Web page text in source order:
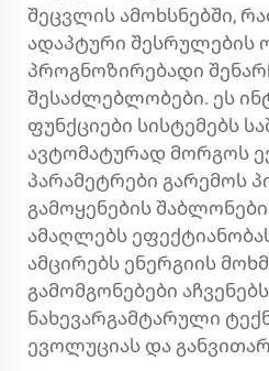
შეცვლის ამოხსნებში,
ადაპტური შესრულების
პროგნოზირებადი
შესაძლებლობები. ეს
ფუნქციები სისტემებს
ავტომატურად მორგოს
პარამეტრები გარემოს
გამოყენების
ამაღლებს
ამცირებს ენერგიის
გამომგონებები
ნახევარგამტარული
ევოლუციას და